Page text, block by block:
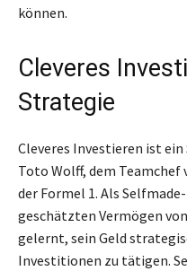
können.
Cleveres
Strategie
Cleveres Investieren ist
Toto Wolff, dem Teamchef
der Formel 1. Als
geschätzten Vermögen
gelernt, sein Geld
Investitionen zu tätigen.